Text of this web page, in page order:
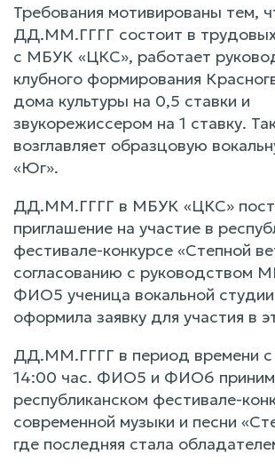
Требования мотивированы тем,
ДД.ММ.ГГГГ состоит в
с МБУК «ЦКС», работает
клубного формирования
дома культуры на 0,5 ставки и
звукорежиссером на 1 ставку.
возглавляет образцовую
«Юг».
ДД.ММ.ГГГГ в МБУК «ЦКС»
приглашение на участие в
фестивале-конкурсе «Степной
согласованию с руководством
ФИО5 ученица вокальной
оформила заявку для участия в
ДД.ММ.ГГГГ в период времени
14:00 час. ФИО5 и ФИО6
республиканском фестивале-
современной музыки и песни
где последняя стала